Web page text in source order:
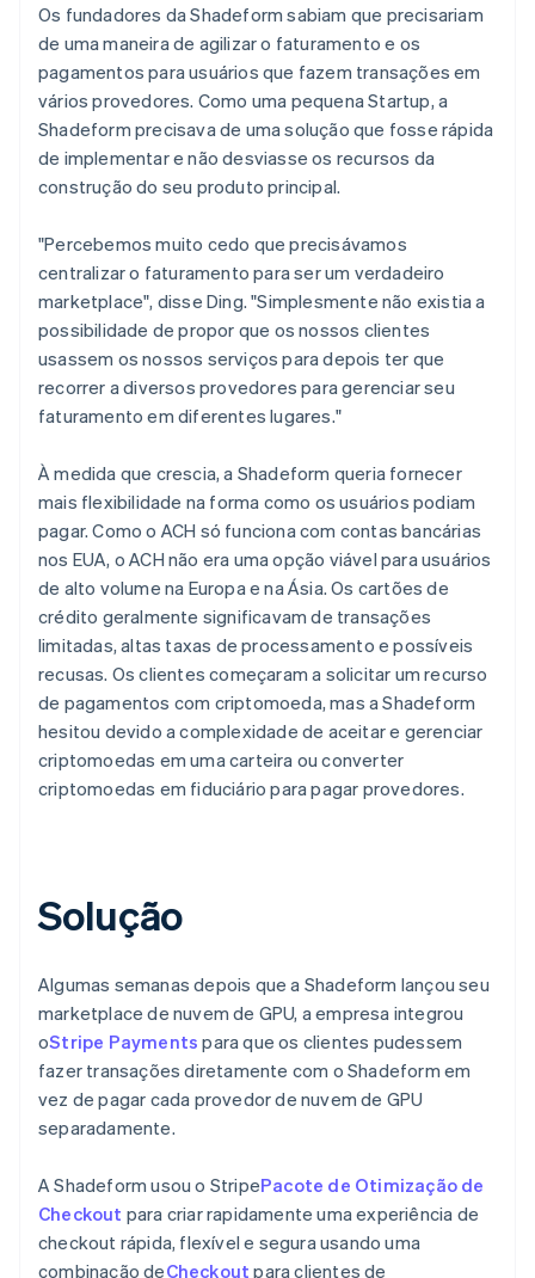
Os fundadores da Shadeform sabiam que precisariam
de uma maneira de agilizar o faturamento e os
pagamentos para usuários que fazem transações em
vários provedores. Como uma pequena Startup, a
Shadeform precisava de uma solução que fosse rápida
de implementar e não desviasse os recursos da
construção do seu produto principal.
"Percebemos muito cedo que precisávamos
centralizar o faturamento para ser um verdadeiro
marketplace", disse Ding. "Simplesmente não existia a
possibilidade de propor que os nossos clientes
usassem os nossos serviços para depois ter que
recorrer a diversos provedores para gerenciar seu
faturamento em diferentes lugares."
À medida que crescia, a Shadeform queria fornecer
mais flexibilidade na forma como os usuários podiam
pagar. Como o ACH só funciona com contas bancárias
nos EUA, o ACH não era uma opção viável para usuários
de alto volume na Europa e na Ásia. Os cartões de
crédito geralmente significavam de transações
limitadas, altas taxas de processamento e possíveis
recusas. Os clientes começaram a solicitar um recurso
de pagamentos com criptomoeda, mas a Shadeform
hesitou devido a complexidade de aceitar e gerenciar
criptomoedas em uma carteira ou converter
criptomoedas em fiduciário para pagar provedores.
Solução
Algumas semanas depois que a Shadeform lançou seu
marketplace de nuvem de GPU, a empresa integrou
oStripe Payments para que os clientes pudessem
fazer transações diretamente com o Shadeform em
vez de pagar cada provedor de nuvem de GPU
separadamente.
A Shadeform usou o StripePacote de Otimização de
Checkout para criar rapidamente uma experiência de
checkout rápida, flexível e segura usando uma
combinação deCheckout para clientes de